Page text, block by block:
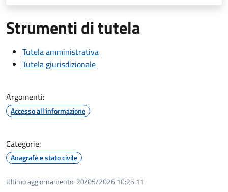
Strumenti di tutela
Tutela amministrativa
Tutela giurisdizionale
Argomenti:
Accesso all'informazione
Categorie:
Anagrafe e stato civile
Ultimo aggiornamento: 20/05/2026 10:25.11